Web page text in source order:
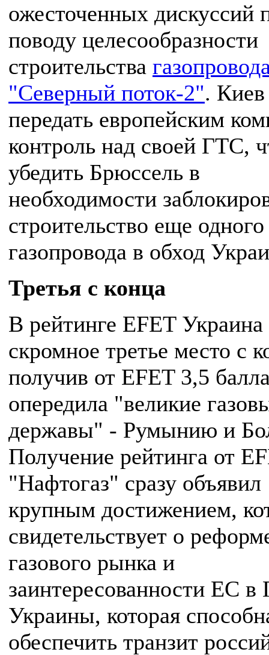
ожесточенных дискуссий
поводу целесообразности
строительства
"Северный поток-2". Киев
передать европейским
контроль над своей ГТС,
убедить Брюссель в
необходимости
строительство еще одного
газопровода в обход
Третья с конца
В рейтинге EFET Украина
скромное третье место с
получив от EFET 3,5
опередила "великие
державы" - Румынию и
Получение рейтинга от
"Нафтогаз" сразу объявил
крупным достижением,
свидетельствует о
газового рынка и
заинтересованности ЕC
Украины, которая
обеспечить транзит